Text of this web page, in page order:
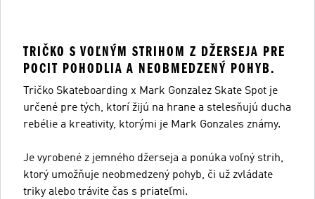
TRIČKO S VOĽNÝM STRIHOM Z DŽERSEJA PRE
POCIT POHODLIA A NEOBMEDZENÝ POHYB.
Tričko Skateboarding x Mark Gonzalez Skate Spot je
určené pre tých, ktorí žijú na hrane a stelesňujú ducha
rebélie a kreativity, ktorými je Mark Gonzales známy.
Je vyrobené z jemného džerseja a ponúka voľný strih,
ktorý umožňuje neobmedzený pohyb, či už zvládate
triky alebo trávite čas s priateľmi.